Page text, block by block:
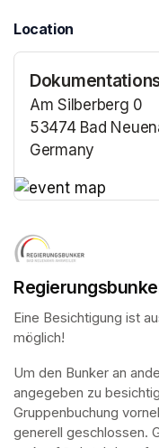
Location
Am Silberberg 0
53474 Bad
Germany
Eine Besichtigung ist
möglich!
Um den Bunker an
angegeben zu
Gruppenbuchung
generell geschlossen.